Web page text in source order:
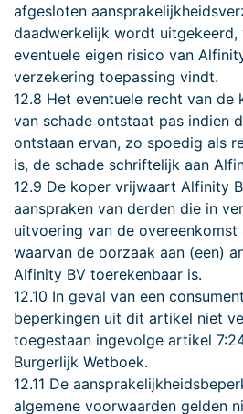
afgesloten
daadwerkelijk wordt uitgekeerd,
eventuele eigen risico van
verzekering toepassing vindt.
12.8 Het eventuele recht van
van schade ontstaat pas indien
ontstaan ervan, zo spoedig als
is, de schade schriftelijk aan
12.9 De koper vrijwaart Alfinity
aanspraken van derden die in
uitvoering van de overeenkomst
waarvan de oorzaak aan (een)
Alfinity BV toerekenbaar is.
12.10 In geval van een
beperkingen uit dit artikel niet
toegestaan ingevolge artikel
Burgerlijk Wetboek.
12.11 De
algemene voorwaarden gelden